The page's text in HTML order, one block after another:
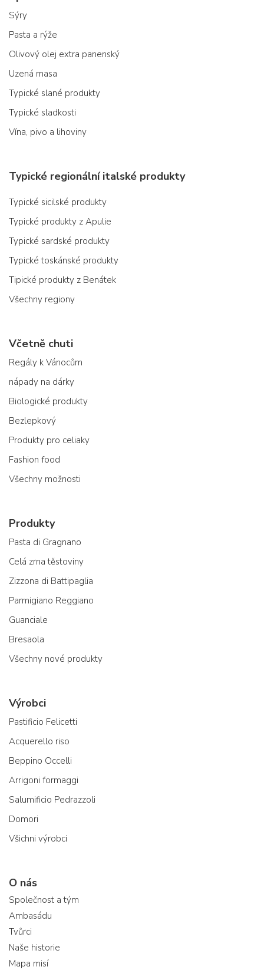
Sýry
Pasta a rýže
Olivový olej extra panenský
Uzená masa
Typické slané produkty
Typické sladkosti
Vína, pivo a lihoviny
Typické regionální italské produkty
Typické sicilské produkty
Typické produkty z Apulie
Typické sardské produkty
Typické toskánské produkty
Tipické produkty z Benátek
Všechny regiony
Včetně chuti
Regály k Vánocům
nápady na dárky
Biologické produkty
Bezlepkový
Produkty pro celiaky
Fashion food
Všechny možnosti
Produkty
Pasta di Gragnano
Celá zrna těstoviny
Zizzona di Battipaglia
Parmigiano Reggiano
Guanciale
Bresaola
Všechny nové produkty
Výrobci
Pastificio Felicetti
Acquerello riso
Beppino Occelli
Arrigoni formaggi
Salumificio Pedrazzoli
Domori
Všichni výrobci
O nás
Společnost a tým
Ambasádu
Tvůrci
Naše historie
Mapa misí